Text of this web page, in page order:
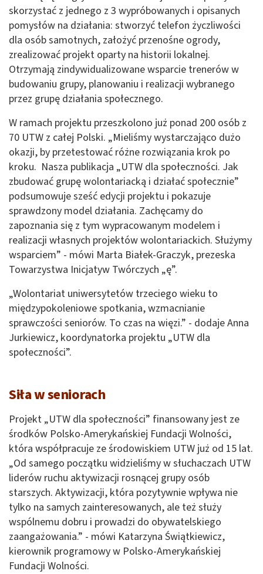
skorzystać z jednego z 3 wypróbowanych i opisanych
pomysłów na działania: stworzyć telefon życzliwości
dla osób samotnych, założyć przenośne ogrody,
zrealizować projekt oparty na historii lokalnej.
Otrzymają zindywidualizowane wsparcie trenerów w
budowaniu grupy, planowaniu i realizacji wybranego
przez grupę działania społecznego.
W ramach projektu przeszkolono już ponad 200 osób z
70 UTW z całej Polski. „Mieliśmy wystarczająco dużo
okazji, by przetestować różne rozwiązania krok po
kroku. Nasza publikacja „UTW dla społeczności. Jak
zbudować grupę wolontariacką i działać społecznie”
podsumowuje sześć edycji projektu i pokazuje
sprawdzony model działania. Zachęcamy do
zapoznania się z tym wypracowanym modelem i
realizacji własnych projektów wolontariackich. Służymy
wsparciem” - mówi Marta Białek-Graczyk, prezeska
Towarzystwa Inicjatyw Twórczych „ę”.
„Wolontariat uniwersytetów trzeciego wieku to
międzypokoleniowe spotkania, wzmacnianie
sprawczości seniorów. To czas na więzi.” - dodaje Anna
Jurkiewicz, koordynatorka projektu „UTW dla
społeczności”.
Siła w seniorach
Projekt „UTW dla społeczności” finansowany jest ze
środków Polsko-Amerykańskiej Fundacji Wolności,
która współpracuje ze środowiskiem UTW już od 15 lat.
„Od samego początku widzieliśmy w słuchaczach UTW
liderów ruchu aktywizacji rosnącej grupy osób
starszych. Aktywizacji, która pozytywnie wpływa nie
tylko na samych zainteresowanych, ale też służy
wspólnemu dobru i prowadzi do obywatelskiego
zaangażowania.” - mówi Katarzyna Świątkiewicz,
kierownik programowy w Polsko-Amerykańskiej
Fundacji Wolności.